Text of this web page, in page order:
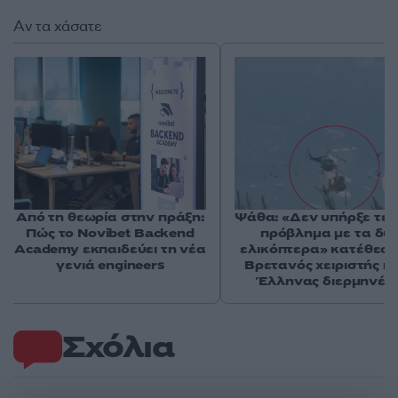
Σχόλια
Αν τα χάσατε
Από τη θεωρία στην πράξη:
Πώς το Novibet Backend
Academy εκπαιδεύει τη νέα
γενιά engineers
Ψάθα: «Δεν υπήρξε
πρόβλημα με τα
ελικόπτερα»
Βρετανός χειριστής
Έλληνας